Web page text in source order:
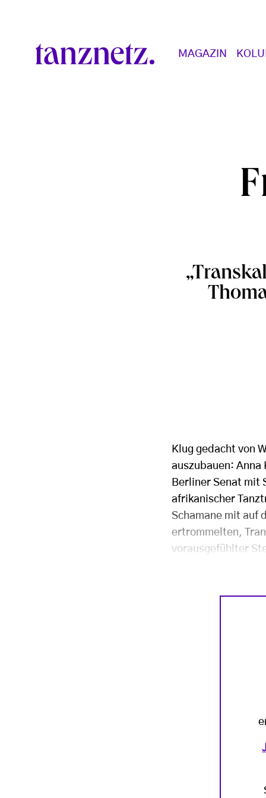
Main navigation
MAGAZIN
Klug gedacht von
auszubauen:
Berliner Senat mit
afrikanischer
Schamane mit auf
ertrommelten,
vorausgefühlter